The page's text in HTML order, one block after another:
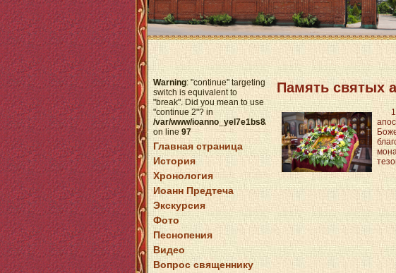
Warning: "continue" targeting
switch is equivalent to
"break". Did you mean to use
"continue 2"? in
/var/www/ioanno_yel7e1bs8/data/www/httpdocs/modules/
on line 97
Главная страница
История
Хронология
Иоанн Предтеча
Экскурсия
Фото
Песнопения
Видео
Вопрос священнику
Память святых